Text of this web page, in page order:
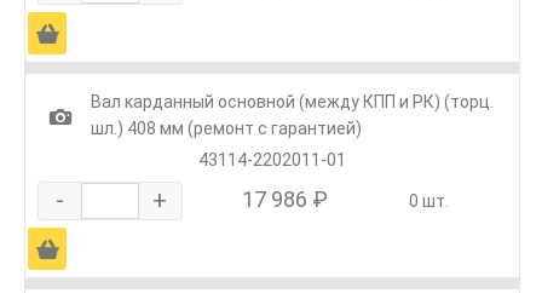
Ä
1
Вал карданный основной (между КПП и РК) (торц.
шл.) 408 мм (ремонт с гарантией)
43114-2202011-01
- + 17 986 ₽ 0 шт.
Ä